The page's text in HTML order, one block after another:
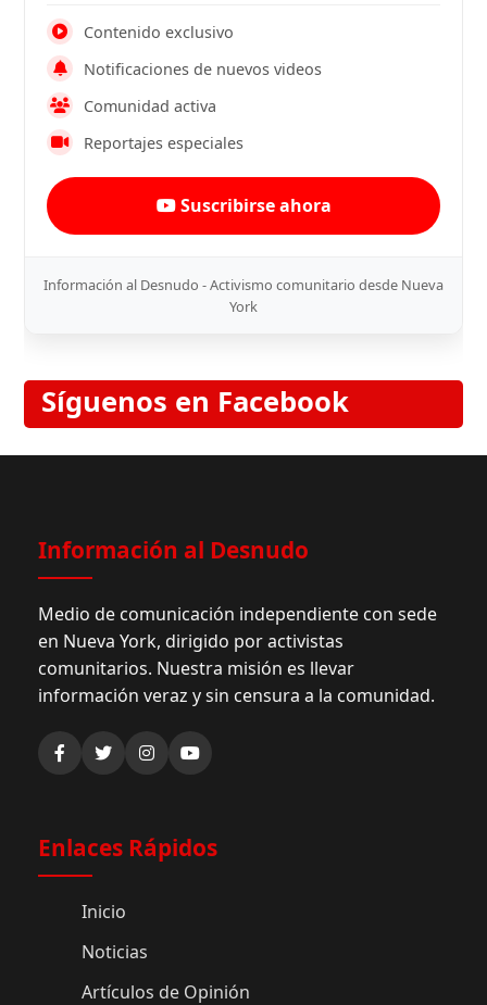
Contenido exclusivo
Notificaciones de nuevos videos
Comunidad activa
Reportajes especiales
Suscribirse ahora
Información al Desnudo - Activismo comunitario desde Nueva
York
Síguenos en Facebook
Información al Desnudo
Medio de comunicación independiente con sede
en Nueva York, dirigido por activistas
comunitarios. Nuestra misión es llevar
información veraz y sin censura a la comunidad.
Enlaces Rápidos
Inicio
Noticias
Artículos de Opinión